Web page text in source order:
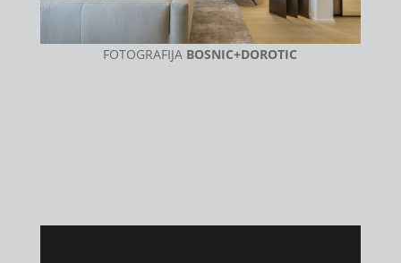
FOTOGRAFIJA BOSNIC+DOROTIC